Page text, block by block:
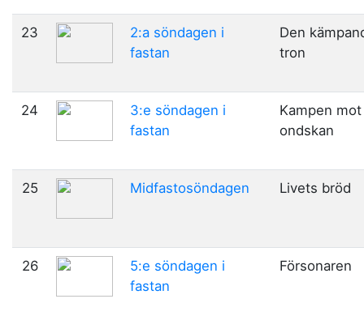
23
2:a söndagen i
fastan
Den
tron
24
3:e söndagen i
fastan
Kampen mot
ondskan
25 Midfastosöndagen Livets bröd
26
5:e söndagen i
fastan
Försonaren